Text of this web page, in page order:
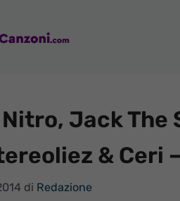
Jack The
& Ceri
di Redazione